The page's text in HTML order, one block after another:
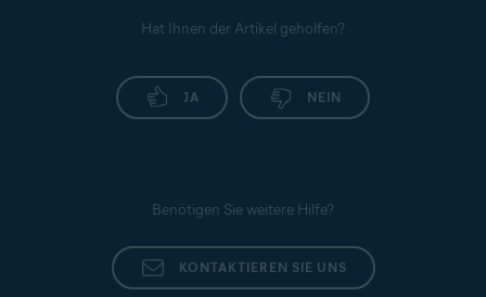
Hat Ihnen der Artikel geholfen?
JA NEIN
Benötigen Sie weitere Hilfe?
KONTAKTIEREN SIE UNS